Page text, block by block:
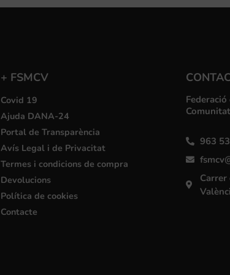
+ FSMCV
Covid 19
Ajuda DANA-24
Portal de Transparència
Avís Legal i de Privacitat
Termes i condicions de compra
Devolucions
Política de cookies
Contacte
963
Carrer